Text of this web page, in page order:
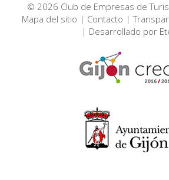
© 2026 Club de Empresas de
Mapa del sitio | Contacto |
| Desarrollado por